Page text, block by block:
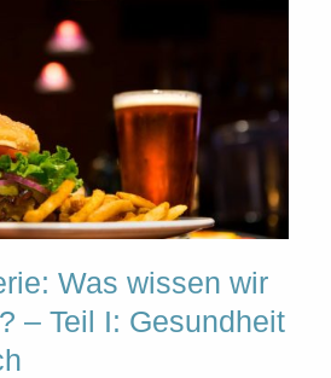
Was wissen wir
– Teil I: Gesundheit